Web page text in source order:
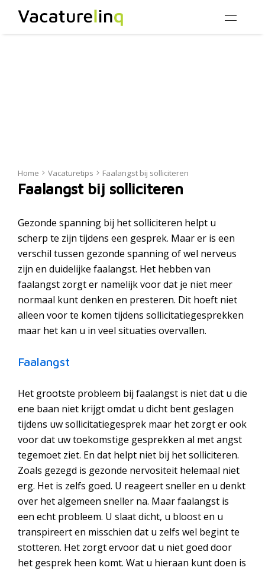
Home Vacaturetips Faalangst bij solliciteren
Faalangst bij solliciteren
Gezonde spanning bij het solliciteren helpt u
scherp te zijn tijdens een gesprek. Maar er is een
verschil tussen gezonde spanning of wel nerveus
zijn en duidelijke faalangst. Het hebben van
faalangst zorgt er namelijk voor dat je niet meer
normaal kunt denken en presteren. Dit hoeft niet
alleen voor te komen tijdens sollicitatiegesprekken
maar het kan u in veel situaties overvallen.
Faalangst
Het grootste probleem bij faalangst is niet dat u die
ene baan niet krijgt omdat u dicht bent geslagen
tijdens uw sollicitatiegesprek maar het zorgt er ook
voor dat uw toekomstige gesprekken al met angst
tegemoet ziet. En dat helpt niet bij het solliciteren.
Zoals gezegd is gezonde nervositeit helemaal niet
erg. Het is zelfs goed. U reageert sneller en u denkt
over het algemeen sneller na. Maar faalangst is
een echt probleem. U slaat dicht, u bloost en u
transpireert en misschien dat u zelfs wel begint te
stotteren. Het zorgt ervoor dat u niet goed door
het gesprek heen komt. Wat u hieraan kunt doen is